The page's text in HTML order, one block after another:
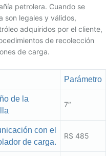
petrolera. Cuando se
son legales y válidos,
adquiridos por el cliente,
de recolección
de carga.
Parámetro
de la
7″
con el
de carga.
RS 485